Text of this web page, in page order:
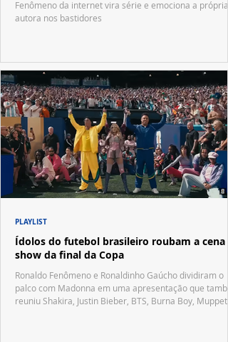
Fenômeno da internet vira série e emociona a própria
autora nos bastidores
Ídolos do futebol brasileiro roubam a cena
show da final da Copa
Ronaldo Fenômeno e Ronaldinho Gaúcho dividiram o
palco com Madonna em uma apresentação que
reuniu Shakira, Justin Bieber, BTS, Burna Boy, Muppets,
PLAYLIST